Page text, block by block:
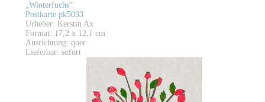
„Winterfuchs“
Postkarte pk5033
Urheber: Kerstin Ax
Format: 17,2 x 12,1 cm
Ausrichtung: quer
Lieferbar: sofort